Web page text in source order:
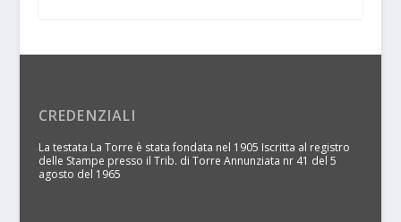
CREDENZIALI
La testata La Torre è stata fondata nel 1905 Iscritta al registro
delle Stampe presso il Trib. di Torre Annunziata nr 41 del 5
agosto del 1965